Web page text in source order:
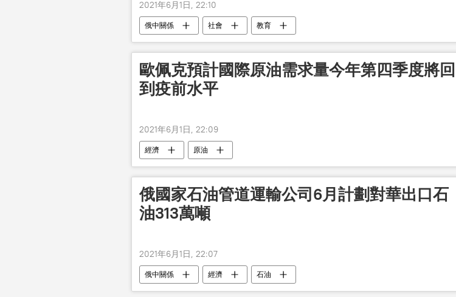
2021年6月1日, 22:10
俄中關係 社會 教育
歐佩克預計國際原油需求量今年第四季度將回
到疫前水平
2021年6月1日, 22:09
經濟 原油
俄國家石油管道運輸公司6月計劃對華出口石
油313萬噸
2021年6月1日, 22:07
俄中關係 經濟 石油